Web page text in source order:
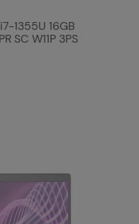
1355U 16GB
SC W11P 3PS